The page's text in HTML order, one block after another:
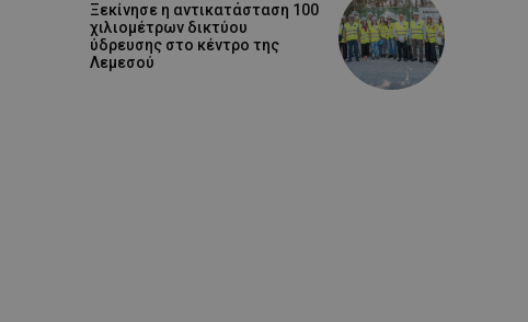
Ξεκίνησε η αντικατάσταση 100
χιλιομέτρων δικτύου
ύδρευσης στο κέντρο της
Λεμεσού